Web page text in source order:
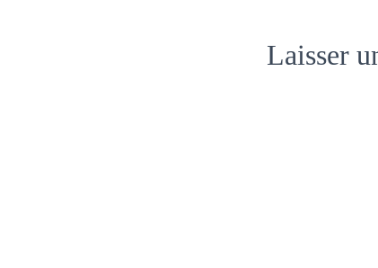
Laisser